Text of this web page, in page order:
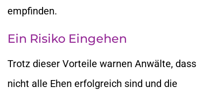
empfinden.
Ein Risiko Eingehen
Trotz dieser Vorteile warnen Anwälte, dass
nicht alle Ehen erfolgreich sind und die